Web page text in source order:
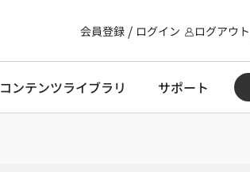
会員登録 ログイン ログアウト
コンテンツライブラリ サポート